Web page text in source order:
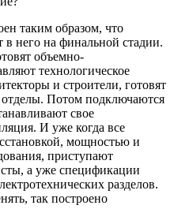
таким образом, что
в него на финальной стадии.
объемно-
технологическое
и строители, готовят
Потом подключаются
свое
И уже когда все
мощностью и
приступают
а уже спецификации
разделов.
так построено